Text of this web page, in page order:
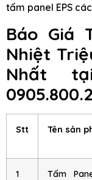
tấm panel EPS
Báo Giá
Nhiệt
Nhất
Stt Tên sản
1
Tấm